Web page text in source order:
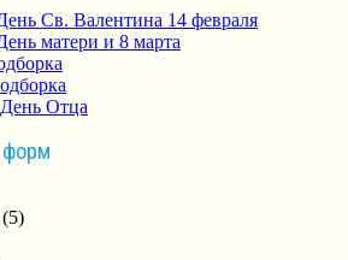
Св. Валентина 14 февраля
матери и 8 марта
Отца
форм
(5)